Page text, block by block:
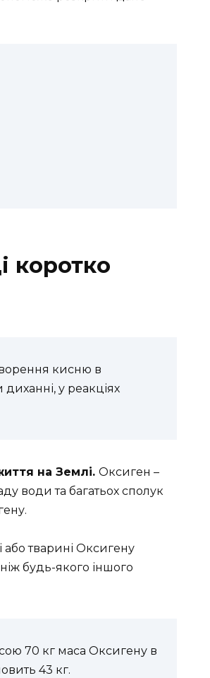
коротко
кисню в
у реакціях
на Землі. Оксиген –
води та багатьох сполук
або тварині Оксигену
будь-якого іншого
70 кг маса Оксигену в
43 кг.